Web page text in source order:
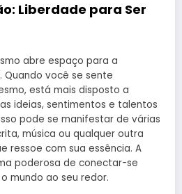
Liberdade para Ser
abre espaço para a
você se sente
está mais disposto a
ideias, sentimentos e talentos
pode se manifestar de várias
música ou qualquer outra
ressoe com sua essência. A
poderosa de conectar-se
mundo ao seu redor.